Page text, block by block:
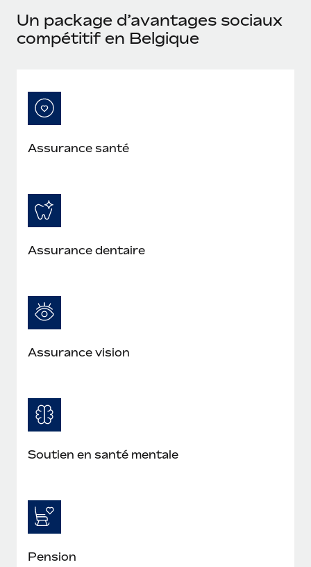
Un package d’avantages sociaux
compétitif en Belgique
Assurance santé
Assurance dentaire
Assurance vision
Soutien en santé mentale
Pension